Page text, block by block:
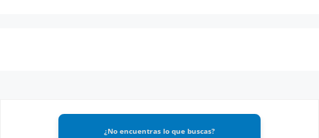
¿No encuentras lo que buscas?